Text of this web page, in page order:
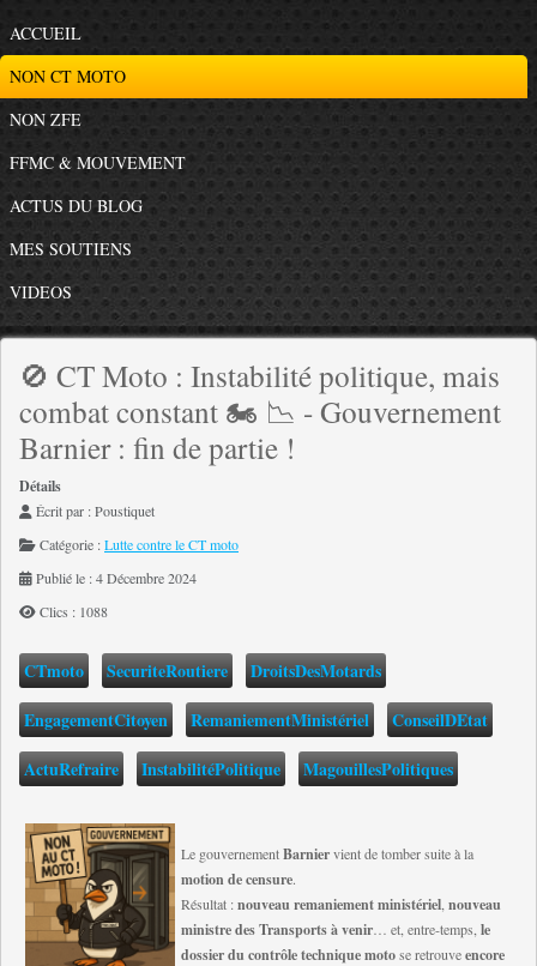
ACCUEIL
NON CT MOTO
NON ZFE
FFMC & MOUVEMENT
ACTUS DU BLOG
MES SOUTIENS
VIDEOS
🚫 CT Moto : Instabilité politique, mais
combat constant 🏍️ 📉 - Gouvernement
Barnier : fin de partie !
Détails
Écrit par :Poustiquet
Catégorie :Lutte contre le CT moto
Publié le : 4 Décembre 2024
Clics : 1088
CTmoto SecuriteRoutiere
DroitsDesMotards
EngagementCitoyen
RemaniementMinistériel
ConseilDEtat
ActuRefraire
InstabilitéPolitique MagouillesPolitiques
Le gouvernementBarniervient de tomber suite à la
motion de censure.
Résultat :nouveau remaniement ministériel, nouveau
ministre des Transports à venir… et, entre-temps, le
dossier du contrôle technique motose retrouveencore